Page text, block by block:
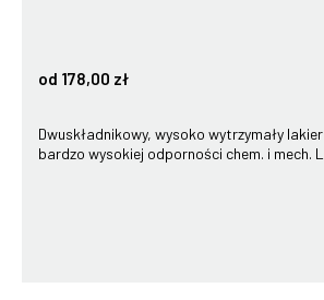
od 178,00 zł
Dwuskładnikowy, wysoko wytrzymały
bardzo wysokiej odporności chem. i mech.